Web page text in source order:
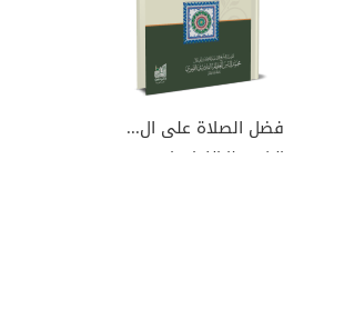
00:04:06
فضل الصلاة على ال...
إليك هذا الكتاب ا...